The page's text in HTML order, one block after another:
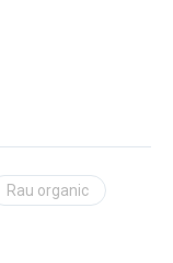
Rau organic